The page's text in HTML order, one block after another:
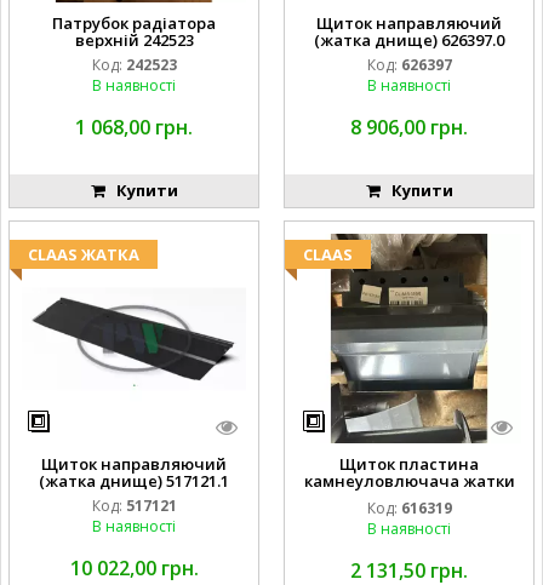
Патрубок радіатора
верхній 242523
Код: 242523
В наявності
1 068,00 грн.
Купити
Щиток направляючий
(жатка днище) 626397.0
Код: 626397
В наявності
8 906,00 грн.
Купити
CLAAS ЖАТКА
Щиток направляючий
(жатка днище) 517121.1
Код: 517121
В наявності
10 022,00 грн.
CLAAS
Щиток пластина
камнеуловлючача жатки
FLEX CAT CLAAS
Код: 616319
В наявності
2 131,50 грн.